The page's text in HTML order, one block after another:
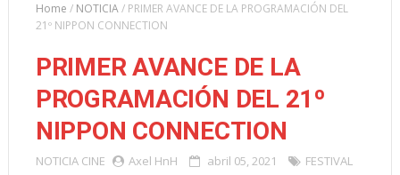
Home / NOTICIA/ PRIMER AVANCE DE LA PROGRAMACIÓN DEL
21º NIPPON CONNECTION
PRIMER AVANCE DE LA
PROGRAMACIÓN DEL 21º
NIPPON CONNECTION
NOTICIA CINE Axel HnH abril 05, 2021
FESTIVAL